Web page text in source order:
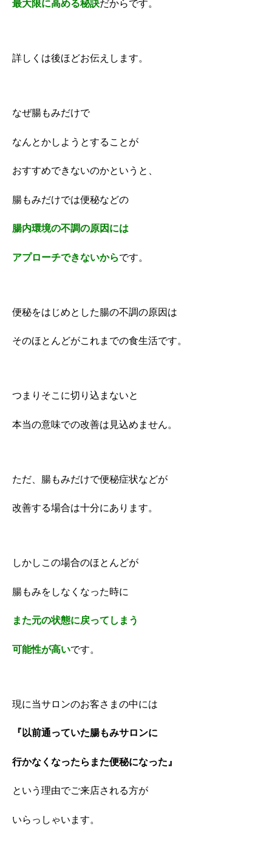
最大限に高める秘訣だからです。
詳しくは後ほどお伝えします。
なぜ腸もみだけで
なんとかしようとすることが
おすすめできないのかというと、
腸もみだけでは便秘などの
腸内環境の不調の原因には
アプローチできないからです。
便秘をはじめとした腸の不調の原因は
そのほとんどがこれまでの食生活です。
つまりそこに切り込まないと
本当の意味での改善は見込めません。
ただ、腸もみだけで便秘症状などが
改善する場合は十分にあります。
しかしこの場合のほとんどが
腸もみをしなくなった時に
また元の状態に戻ってしまう
可能性が高いです。
現に当サロンのお客さまの中には
『以前通っていた腸もみサロンに
行かなくなったらまた便秘になった』
という理由でご来店される方が
いらっしゃいます。